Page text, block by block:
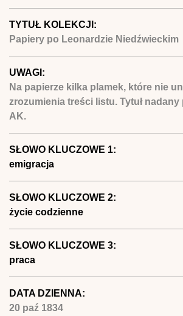
TYTUŁ KOLEKCJI:
Papiery po Leonardzie Niedźwieckim
UWAGI:
Na papierze kilka plamek, które nie
zrozumienia treści listu. Tytuł nadany
AK.
SŁOWO KLUCZOWE 1:
emigracja
SŁOWO KLUCZOWE 2:
życie codzienne
SŁOWO KLUCZOWE 3:
praca
DATA DZIENNA:
20 paź 1834